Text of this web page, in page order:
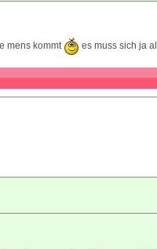
mens kommt es muss sich ja